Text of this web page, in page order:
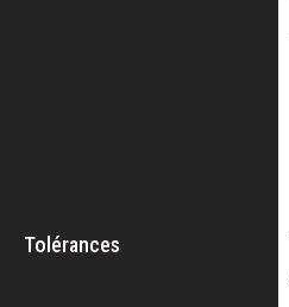
Tolérances